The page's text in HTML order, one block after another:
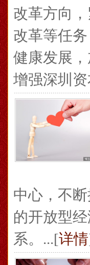
改革方向
改革等任
健康发展
增强深圳
中心，不
的开放型
系。...[详情